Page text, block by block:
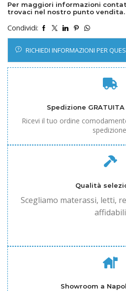
Per maggiori informazioni
trovaci nel nostro punto vendita.
Condividi:
RICHIEDI INFORMAZIONI PER
Spedizione
Ricevi il tuo ordine
Qualità
Scegliamo materassi, letti,
affidabili
Showroom a